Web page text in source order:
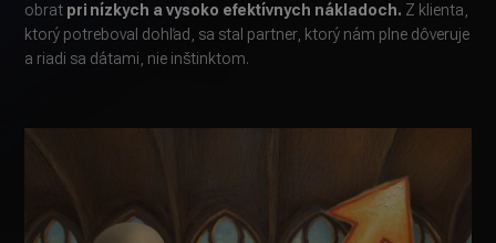
obrat pri nízkych a vysoko efektívnych nákladoch. Z klienta,
ktorý potreboval dohľad, sa stal partner, ktorý nám plne dôveruje
a riadi sa dátami, nie inštinktom.